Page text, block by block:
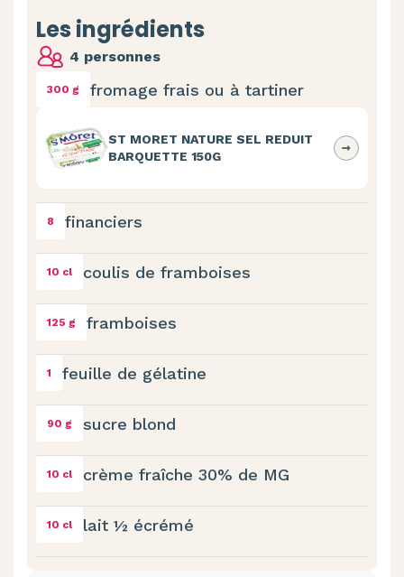
Les ingrédients
4 personnes
300 g fromage frais ou à tartiner
ST MORET NATURE SEL REDUIT
BARQUETTE 150G
8 financiers
10 cl coulis de framboises
125 g framboises
1 feuille de gélatine
90 g sucre blond
10 cl crème fraîche 30% de MG
10 cl lait ½ écrémé